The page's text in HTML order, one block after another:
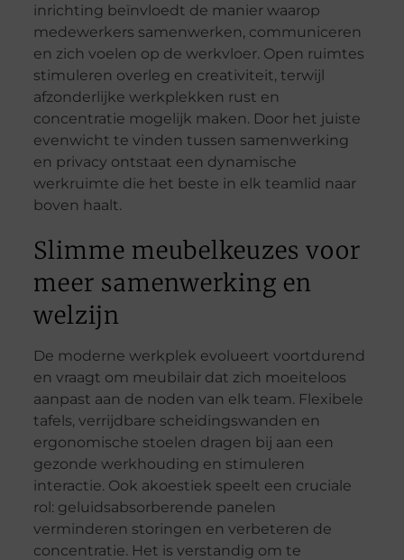
inrichting beïnvloedt de manier waarop
medewerkers samenwerken, communiceren
en zich voelen op de werkvloer. Open ruimtes
stimuleren overleg en creativiteit, terwijl
afzonderlijke werkplekken rust en
concentratie mogelijk maken. Door het juiste
evenwicht te vinden tussen samenwerking
en privacy ontstaat een dynamische
werkruimte die het beste in elk teamlid naar
boven haalt.
Slimme meubelkeuzes voor
meer samenwerking en
welzijn
De moderne werkplek evolueert voortdurend
en vraagt om meubilair dat zich moeiteloos
aanpast aan de noden van elk team. Flexibele
tafels, verrijdbare scheidingswanden en
ergonomische stoelen dragen bij aan een
gezonde werkhouding en stimuleren
interactie. Ook akoestiek speelt een cruciale
rol: geluidsabsorberende panelen
verminderen storingen en verbeteren de
concentratie. Het is verstandig om te